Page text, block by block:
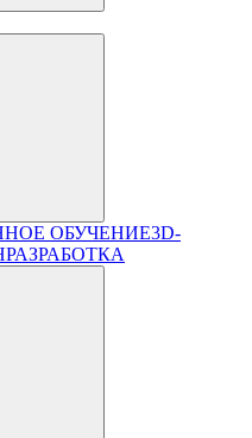
ОБУЧЕНИЕ3D-
РАЗРАБОТКА